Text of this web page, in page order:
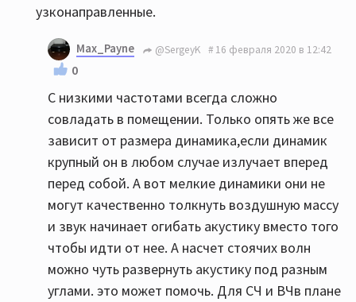
узконаправленные.
Max_Payne @SergeyK 16 февраля 2020 в 12:42
0
С низкими частотами всегда сложно
совладать в помещении. Только опять же все
зависит от размера динамика,если динамик
крупный он в любом случае излучает вперед
перед собой. А вот мелкие динамики они не
могут качественно толкнуть воздушную массу
и звук начинает огибать акустику вместо того
чтобы идти от нее. А насчет стоячих волн
можно чуть развернуть акустику под разным
углами. это может помочь. Для СЧ и ВЧв плане